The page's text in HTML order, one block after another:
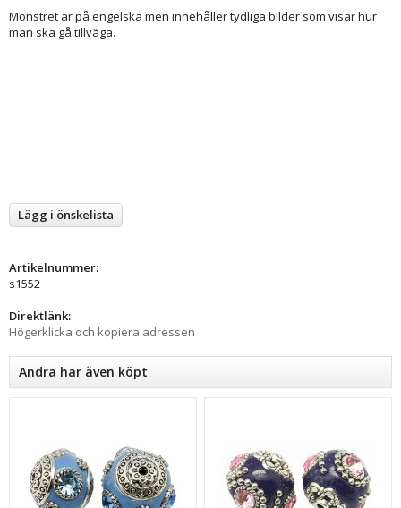
Mönstret är på engelska men innehåller tydliga bilder som visar hur
man ska gå tillväga.
Lägg i önskelista
Artikelnummer:
s1552
Direktlänk:
Högerklicka och kopiera adressen
Andra har även köpt